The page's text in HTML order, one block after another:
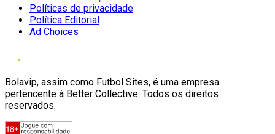
Políticas de privacidade
Política Editorial
Ad Choices
Bolavip, assim como Futbol Sites, é uma empresa
pertencente à Better Collective. Todos os direitos
reservados.